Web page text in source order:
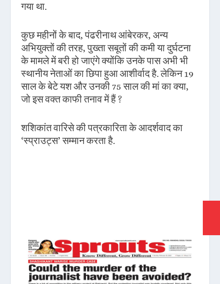
गया था.
कुछ महीनों के बाद, पंढरीनाथ आंबेरकर, अन्य
अभियुक्तों की तरह, पुख्ता सबूतों की कमी या दुर्घटना
के मामले में बरी हो जाएंगे क्योंकि उनके पास अभी भी
स्थानीय नेताओं का छिपा हुआ आशीर्वाद है. लेकिन 19
साल के बेटे यश और उनकी 75 साल की मां का क्या,
जो इस वक्त काफी तनाव में हैं ?
शशिकांत वारिसे की पत्रकारिता के आदर्शवाद का
‘स्प्राउट्स’ सम्मान करता है.